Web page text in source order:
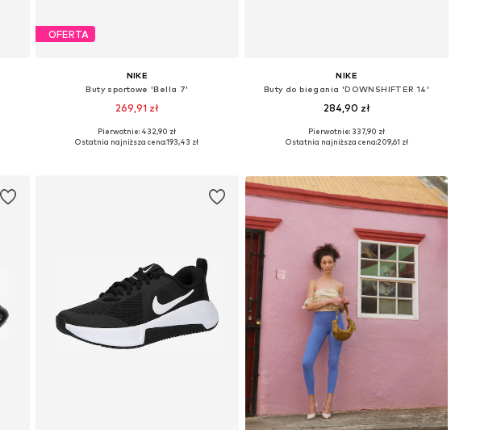
OFERTA
NIKE
Buty sportowe 'Bella 7'
269,91 zł
+4
Dostępne w różnych rozmiarach
Pierwotnie: 432,90 zł
Ostatnia najniższa cena:193,43 zł
NIKE
Buty do biegania 'DOWNSHIFTER 14'
284,90 zł
Dostępne w różnych rozmiarach
Pierwotnie: 337,90 zł
Ostatnia najniższa cena:209,61 zł